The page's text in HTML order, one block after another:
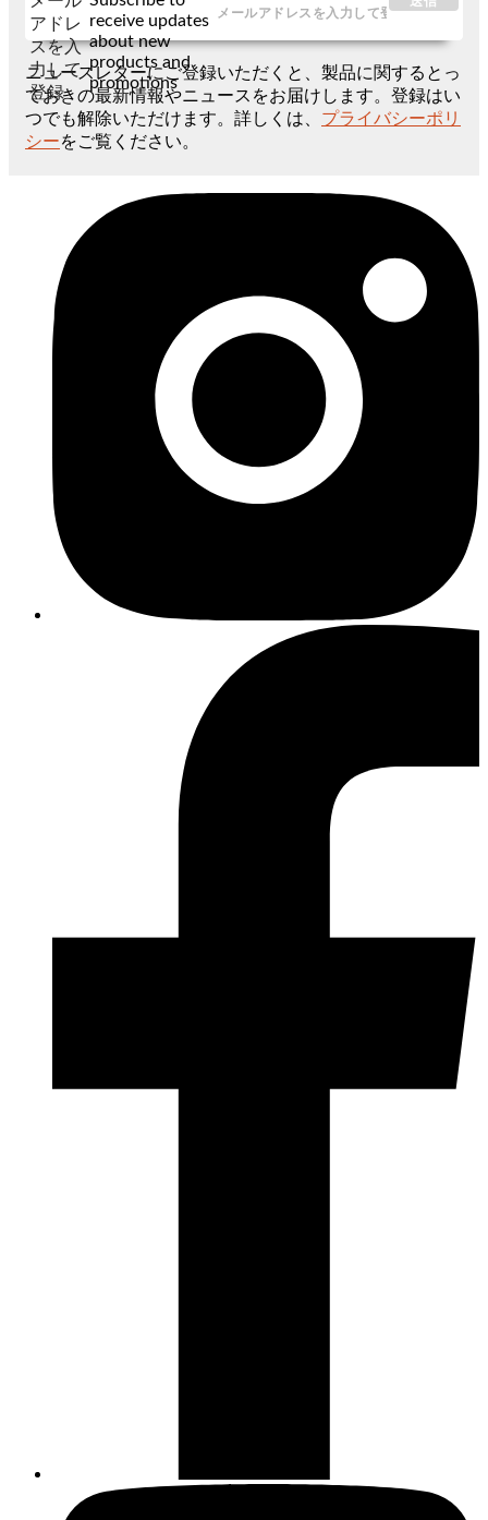
アドレ
スを入
力して
登録
receive updates
about new
products and
promotions
ニュースレターにご登録いただくと、製品に関するとっ
ておきの最新情報やニュースをお届けします。登録はい
つでも解除いただけます。詳しくは、 プライバシーポリ
シーをご覧ください。